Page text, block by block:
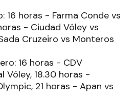
16 horas - Farma Conde vs
- Ciudad Vóley vs
Cruzeiro vs Monteros
16 horas - CDV
Vóley, 18.30 horas -
21 horas - Apan vs